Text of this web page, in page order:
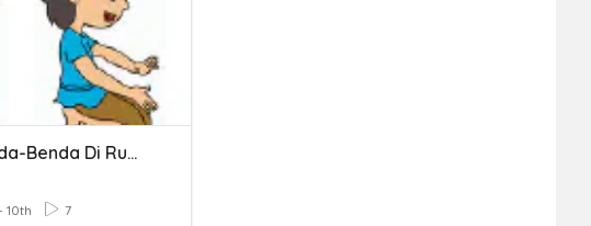
Merawat Benda-Benda Di Rumah Tanggung Jawab Semua Anggota Ke
10th 7